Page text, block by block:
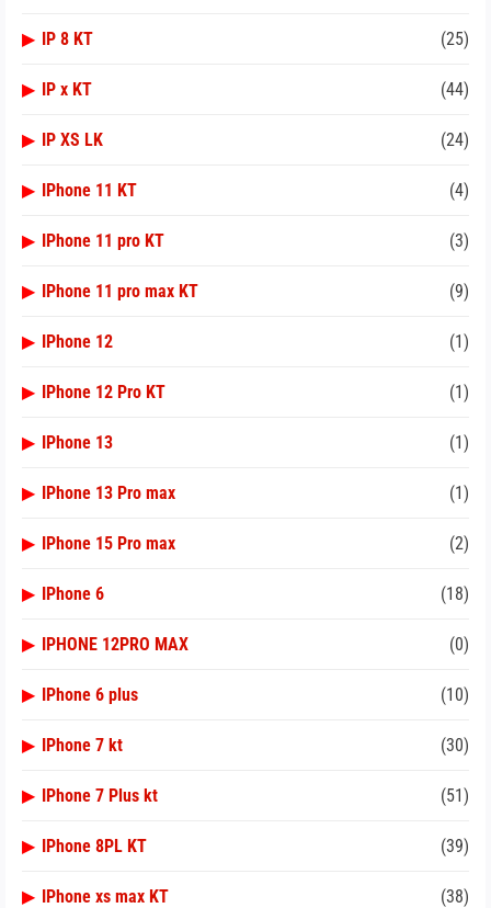
▶ IP 8 KT (25)
▶ IP x KT (44)
▶ IP XS LK (24)
▶ IPhone 11 KT (4)
▶ IPhone 11 pro KT (3)
▶ IPhone 11 pro max KT (9)
▶ IPhone 12 (1)
▶ IPhone 12 Pro KT (1)
▶ IPhone 13 (1)
▶ IPhone 13 Pro max (1)
▶ IPhone 15 Pro max (2)
▶ IPhone 6 (18)
▶ IPHONE 12PRO MAX (0)
▶ IPhone 6 plus (10)
▶ IPhone 7 kt (30)
▶ IPhone 7 Plus kt (51)
▶ IPhone 8PL KT (39)
▶ IPhone xs max KT (38)